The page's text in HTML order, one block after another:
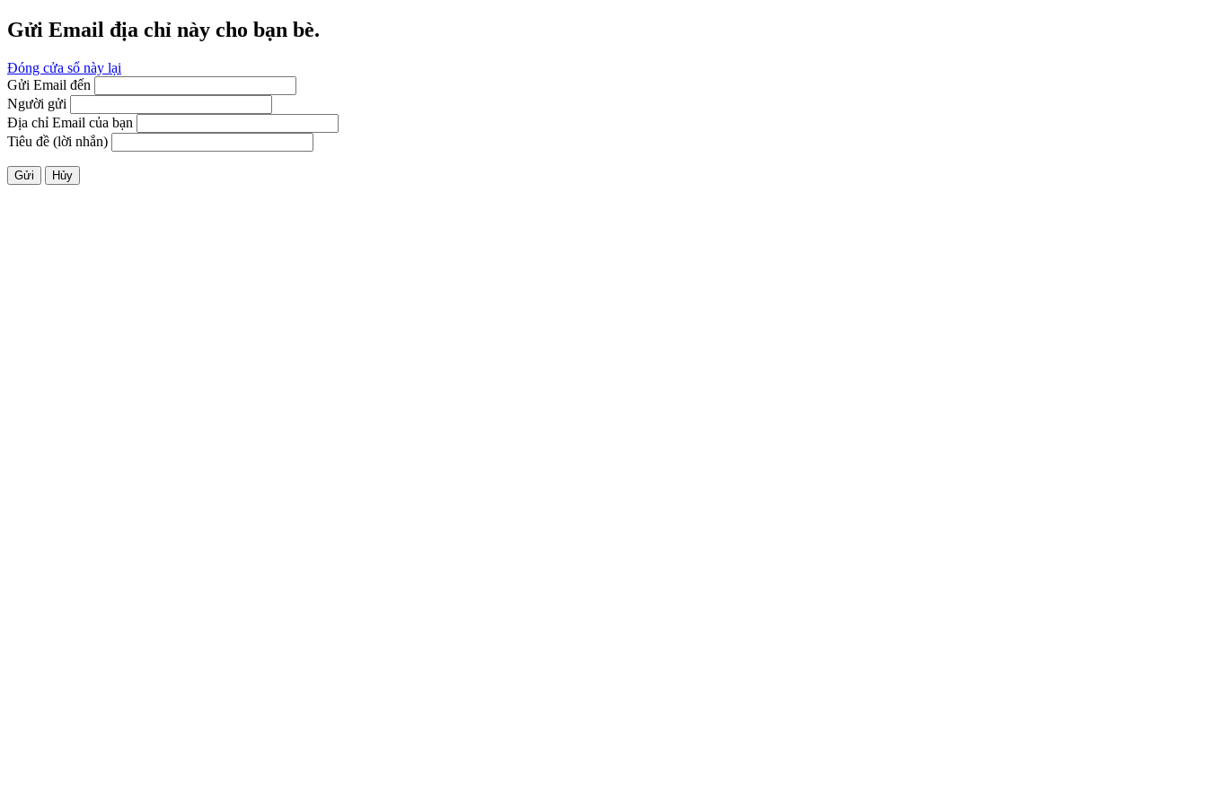
Gửi Email địa chỉ này cho bạn bè.
Đóng cửa sổ này lại
Gửi Email đến
Người gửi
Địa chỉ Email của bạn
Tiêu đề (lời nhắn)
Gửi Hủy